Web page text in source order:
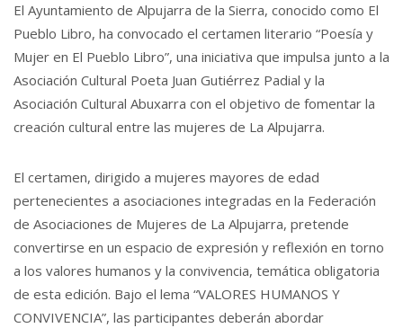
El Ayuntamiento de Alpujarra de la Sierra, conocido como El
Pueblo Libro, ha convocado el certamen literario “Poesía y
Mujer en El Pueblo Libro”, una iniciativa que impulsa junto a la
Asociación Cultural Poeta Juan Gutiérrez Padial y la
Asociación Cultural Abuxarra con el objetivo de fomentar la
creación cultural entre las mujeres de La Alpujarra.
El certamen, dirigido a mujeres mayores de edad
pertenecientes a asociaciones integradas en la Federación
de Asociaciones de Mujeres de La Alpujarra, pretende
convertirse en un espacio de expresión y reflexión en torno
a los valores humanos y la convivencia, temática obligatoria
de esta edición. Bajo el lema “VALORES HUMANOS Y
CONVIVENCIA”, las participantes deberán abordar